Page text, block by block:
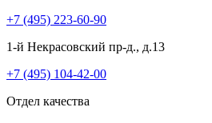
+7 (495) 223-60-90
1-й Некрасовский пр-д., д.13
+7 (495) 104-42-00
Отдел качества